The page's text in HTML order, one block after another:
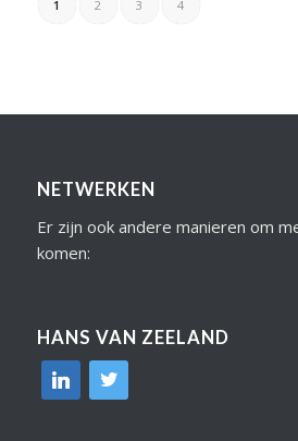
1 2 3 4
NETWERKEN
Er zijn ook andere manieren om
komen:
HANS VAN ZEELAND
linkedin
twitter